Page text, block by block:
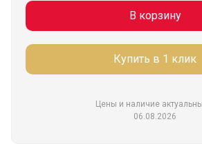
В корзину
Купить в 1 клик
Цены и наличие
06.08.2026